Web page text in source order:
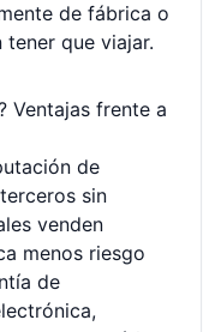
de fábrica o
que viajar.
Ventajas frente a
de
sin
venden
menos riesgo
de